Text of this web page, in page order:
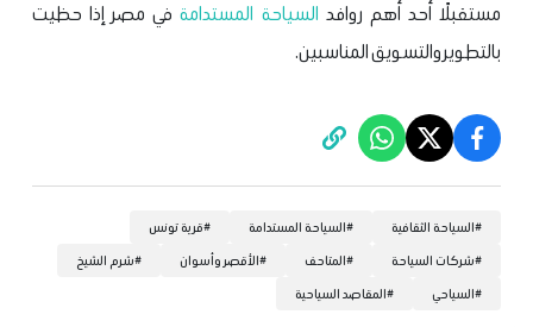
مستقبلًا أحد أهم روافد السياحة المستدامةفي مصر إذا حظيت
بالتطوير والتسويق المناسبين.
#السياحة الثقافية #السياحة المستدامة #قرية تونس
#شركات السياحة #المتاحف #الأقصر وأسوان #شرم الشيخ
#السياحي #المقاصد السياحية